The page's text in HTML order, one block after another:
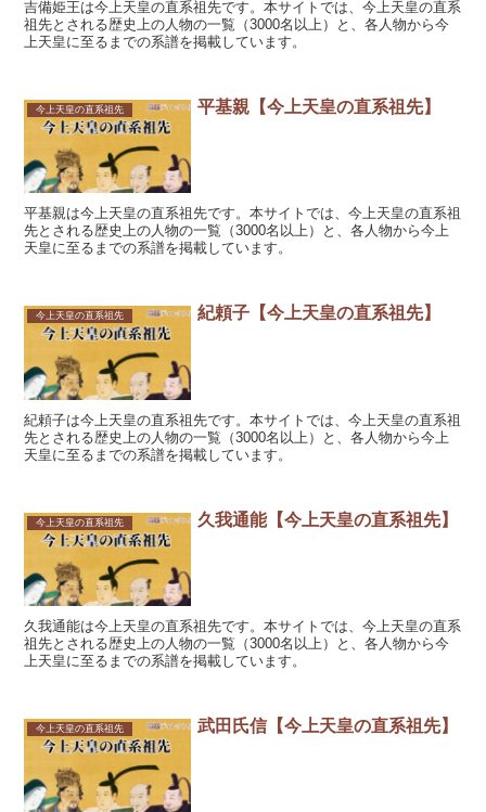
吉備姫王は今上天皇の直系祖先です。本サイトでは、今上天皇の直系
祖先とされる歴史上の人物の一覧（3000名以上）と、各人物から今
上天皇に至るまでの系譜を掲載しています。
今上天皇の直系祖先 平基親【今上天皇の直系祖先】
平基親は今上天皇の直系祖先です。本サイトでは、今上天皇の直系祖
先とされる歴史上の人物の一覧（3000名以上）と、各人物から今上
天皇に至るまでの系譜を掲載しています。
今上天皇の直系祖先 紀頼子【今上天皇の直系祖先】
紀頼子は今上天皇の直系祖先です。本サイトでは、今上天皇の直系祖
先とされる歴史上の人物の一覧（3000名以上）と、各人物から今上
天皇に至るまでの系譜を掲載しています。
今上天皇の直系祖先 久我通能【今上天皇の直系祖先】
久我通能は今上天皇の直系祖先です。本サイトでは、今上天皇の直系
祖先とされる歴史上の人物の一覧（3000名以上）と、各人物から今
上天皇に至るまでの系譜を掲載しています。
今上天皇の直系祖先 武田氏信【今上天皇の直系祖先】